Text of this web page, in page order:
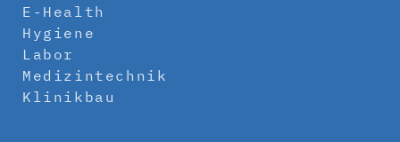
E-Health
Hygiene
Labor
Medizintechnik
Klinikbau